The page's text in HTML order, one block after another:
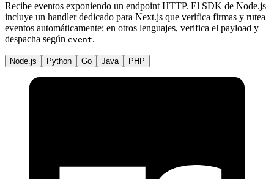
Recibe eventos exponiendo un endpoint HTTP. El SDK de Node.js
incluye un handler dedicado para Next.js que verifica firmas y rutea
eventos automáticamente; en otros lenguajes, verifica el payload y
despacha según event.
Node.js Python Go Java PHP